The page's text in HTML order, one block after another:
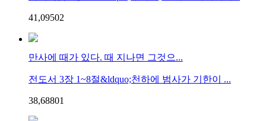
41,09502
만사에 때가 있다. 때 지나면 그것으...
전도서 3장 1~8절&ldquo;천하에 범사가 기한이 ...
38,68801